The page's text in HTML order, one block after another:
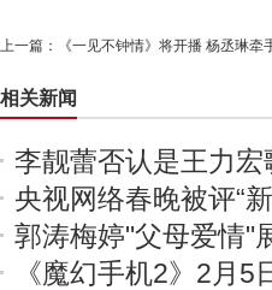
上一篇： 《一见不钟情》将开播 杨丞琳牵
相关新闻
李靓蕾否认是王力
央视网络春晚被评“
郭涛梅婷"父母爱情"
《魔幻手机2》2月